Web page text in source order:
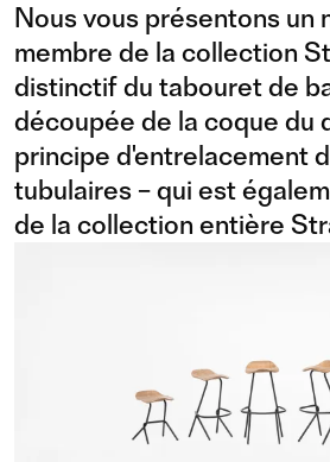
Nous vous présentons un
membre de la collection
distinctif du tabouret de
découpée de la coque du
principe d'entrelacement
tubulaires – qui est
de la collection entière